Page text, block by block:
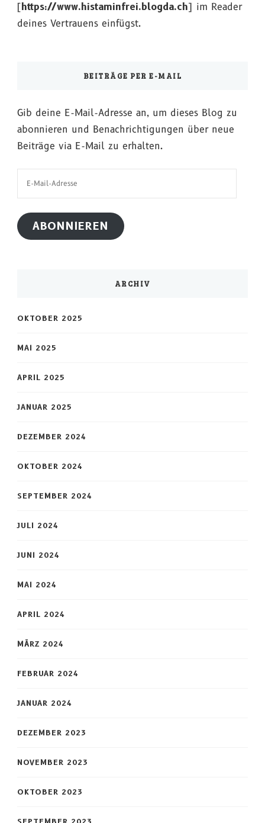
[https://www.histaminfrei.blogda.ch] im Reader
deines Vertrauens einfügst.
BEITRÄGE PER E-MAIL
Gib deine E-Mail-Adresse an, um dieses Blog zu
abonnieren und Benachrichtigungen über neue
Beiträge via E-Mail zu erhalten.
ABONNIEREN
ARCHIV
OKTOBER 2025
MAI 2025
APRIL 2025
JANUAR 2025
DEZEMBER 2024
OKTOBER 2024
SEPTEMBER 2024
JULI 2024
JUNI 2024
MAI 2024
APRIL 2024
MÄRZ 2024
FEBRUAR 2024
JANUAR 2024
DEZEMBER 2023
NOVEMBER 2023
OKTOBER 2023